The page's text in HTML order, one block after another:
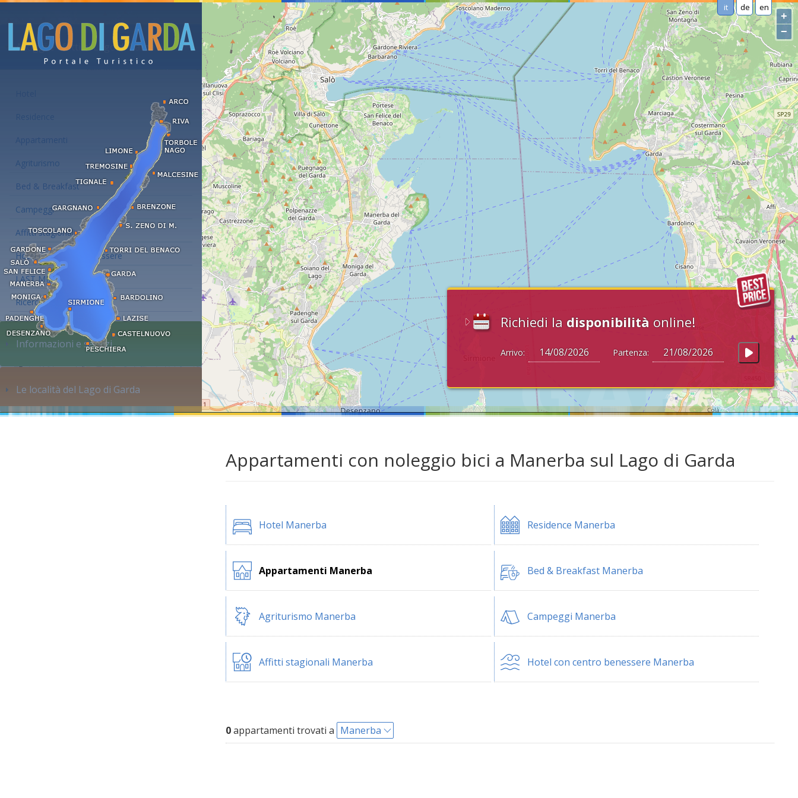
it de en
Richiedi la disponibilità online!
Arrivo: Partenza:
+
−
Alloggi e affitti al Lago di Garda
Appartamenti
Agriturismo
Bed & Breakfast
Campeggi
Affitti stagionali
Hotel con centro benessere
LAST MINUTE
Ricerca alloggi...
Informazioni e servizi
Le località del Lago di Garda
Appartamenti con noleggio bici a Manerba sul Lago di Garda
Hotel Manerba Residence Manerba
Appartamenti Manerba Bed & Breakfast Manerba
Agriturismo Manerba Campeggi Manerba
Affitti stagionali Manerba Hotel con centro benessere Manerba
0appartamenti trovati a Manerba